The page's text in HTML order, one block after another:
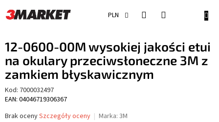
do
treści
PLN
12-0600-00M wysokiej jakości etui
na okulary przeciwsłoneczne 3M z
zamkiem błyskawicznym
Kod: 7000032497
EAN: 04046719306367
Średnia
Brak ocenySzczegóły oceny Marka: 3M